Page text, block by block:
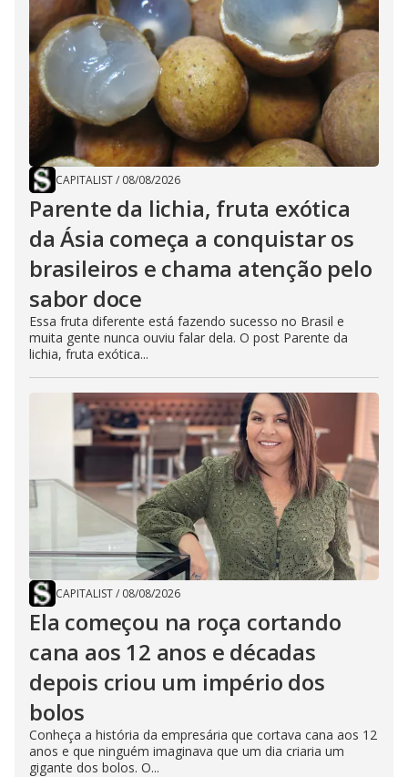
CAPITALIST/ 08/08/2026
Parente da lichia, fruta exótica
da Ásia começa a conquistar os
brasileiros e chama atenção pelo
sabor doce
Essa fruta diferente está fazendo sucesso no Brasil e
muita gente nunca ouviu falar dela. O post Parente da
lichia, fruta exótica...
CAPITALIST/ 08/08/2026
Ela começou na roça cortando
cana aos 12 anos e décadas
depois criou um império dos
bolos
Conheça a história da empresária que cortava cana aos 12
anos e que ninguém imaginava que um dia criaria um
gigante dos bolos. O...